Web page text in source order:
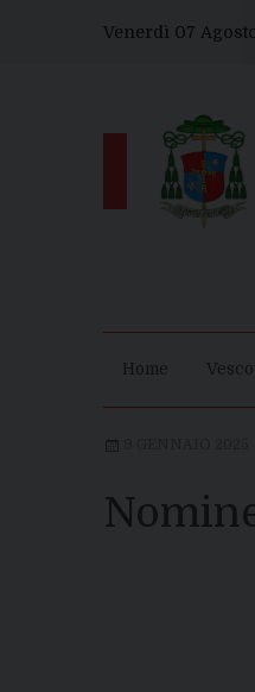
Venerdì 07
Home